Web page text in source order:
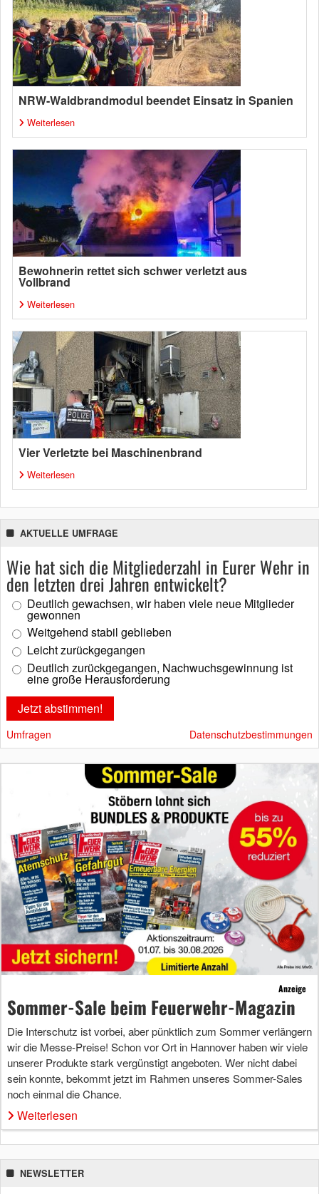
NRW-Waldbrandmodul beendet Einsatz in Spanien
Weiterlesen
Bewohnerin rettet sich schwer verletzt aus
Vollbrand
Weiterlesen
Vier Verletzte bei Maschinenbrand
Weiterlesen
AKTUELLE UMFRAGE
Wie hat sich die Mitgliederzahl in Eurer Wehr in
den letzten drei Jahren entwickelt?
Deutlich gewachsen, wir haben viele neue Mitglieder
gewonnen
Weitgehend stabil geblieben
Leicht zurückgegangen
Deutlich zurückgegangen, Nachwuchsgewinnung ist
eine große Herausforderung
Umfragen Datenschutzbestimmungen
Anzeige
Sommer-Sale beim Feuerwehr-Magazin
Die Interschutz ist vorbei, aber pünktlich zum Sommer verlängern
wir die Messe-Preise! Schon vor Ort in Hannover haben wir viele
unserer Produkte stark vergünstigt angeboten. Wer nicht dabei
sein konnte, bekommt jetzt im Rahmen unseres Sommer-Sales
noch einmal die Chance.
Weiterlesen
NEWSLETTER